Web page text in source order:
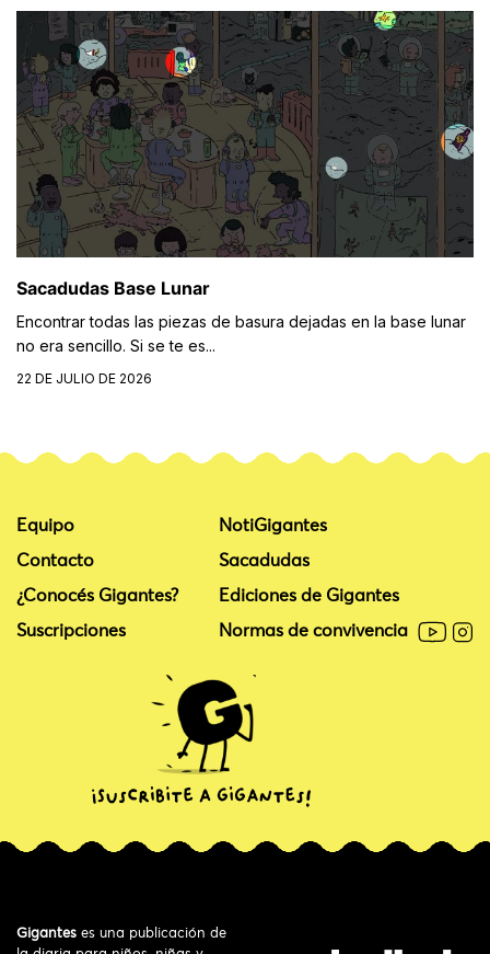
Sacadudas Base Lunar
Encontrar todas las piezas de basura dejadas en la base lunar
no era sencillo. Si se te es...
22 DE JULIO DE 2026
Equipo
Contacto
¿Conocés Gigantes?
Suscripciones
NotiGigantes
Sacadudas
Ediciones de Gigantes
Normas de convivencia
Gigantes es una publicación de